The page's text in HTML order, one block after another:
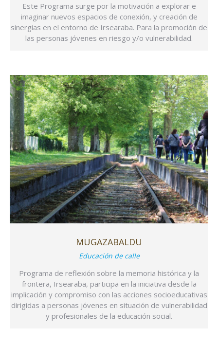
Este Programa surge por la motivación a explorar e
imaginar nuevos espacios de conexión, y creación de
sinergias en el entorno de Irsearaba. Para la promoción de
las personas jóvenes en riesgo y/o vulnerabilidad.
MUGAZABALDU
Educación de calle
Programa de reflexión sobre la memoria histórica y la
frontera, Irsearaba, participa en la iniciativa desde la
implicación y compromiso con las acciones socioeducativas
dirigidas a personas jóvenes en situación de vulnerabilidad
y profesionales de la educación social.